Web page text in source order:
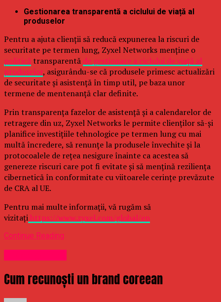
Gestionarea transparentă a ciclului de viață al
produselor
Pentru a ajuta clienții să reducă expunerea la riscuri de
securitate pe termen lung, Zyxel Networks menține o
politică transparentă de gestionare a ciclului de viață al
produselor, asigurându-se că produsele primesc actualizări
de securitate și asistență în timp util, pe baza unor
termene de mentenanță clar definite.
Prin transparența fazelor de asistență și a calendarelor de
retragere din uz, Zyxel Networks le permite clienților să-și
planifice investițiile tehnologice pe termen lung cu mai
multă încredere, să renunțe la produsele învechite și la
protocoalele de rețea nesigure înainte ca acestea să
genereze riscuri care pot fi evitate și să mențină reziliența
cibernetică în conformitate cu viitoarele cerințe prevăzute
de CRA al UE.
Pentru mai multe informații, vă rugăm să
vizitațihttps://www.zyxel.com/global/en
Continue Reading
Cum recunoști un brand coreean